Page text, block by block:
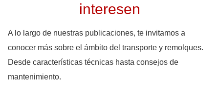
interesen
A lo largo de nuestras publicaciones, te invitamos a
conocer más sobre el ámbito del transporte y remolques.
Desde características técnicas hasta consejos de
mantenimiento.